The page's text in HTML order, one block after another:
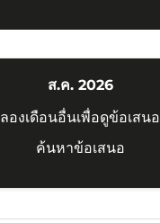
ส.ค. 2026
ลองเดือนอื่นเพื่อดูข้อเสนอ
ค้นหาข้อเสนอ